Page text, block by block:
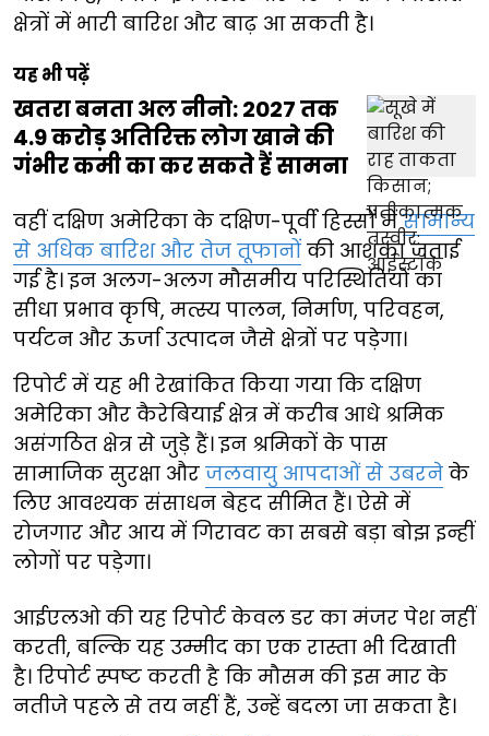
क्षेत्रों में भारी बारिश और बाढ़ आ सकती है।
यह भी पढ़ें
खतरा बनता अल नीनो: 2027 तक
4.9 करोड़ अतिरिक्त लोग खाने की
गंभीर कमी का कर सकते हैं सामना
वहीं दक्षिण अमेरिका के दक्षिण-पूर्वी हिस्सों मेंसामान्य
से अधिक बारिश और तेज तूफानों की आशंका जताई
गई है। इन अलग-अलग मौसमीय परिस्थितियों का
सीधा प्रभाव कृषि, मत्स्य पालन, निर्माण, परिवहन,
पर्यटन और ऊर्जा उत्पादन जैसे क्षेत्रों पर पड़ेगा।
रिपोर्ट में यह भी रेखांकित किया गया कि दक्षिण
अमेरिका और कैरेबियाई क्षेत्र में करीब आधे श्रमिक
असंगठित क्षेत्र से जुड़े हैं। इन श्रमिकों के पास
सामाजिक सुरक्षा और जलवायु आपदाओं से उबरने के
लिए आवश्यक संसाधन बेहद सीमित हैं। ऐसे में
रोजगार और आय में गिरावट का सबसे बड़ा बोझ इन्हीं
लोगों पर पड़ेगा।
आईएलओ की यह रिपोर्ट केवल डर का मंजर पेश नहीं
करती, बल्कि यह उम्मीद का एक रास्ता भी दिखाती
है। रिपोर्ट स्पष्ट करती है कि मौसम की इस मार के
नतीजे पहले से तय नहीं हैं, उन्हें बदला जा सकता है।